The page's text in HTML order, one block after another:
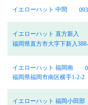
イエローハット 中間
イエローハット 直方新入
福岡県直方市大字下新入
イエローハット 福岡南
福岡県福岡市南区横手1-2-2
イエローハット 福岡小田部